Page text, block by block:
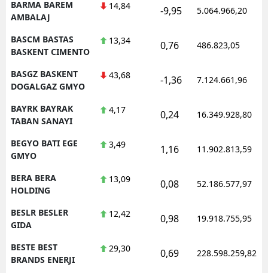
BARMA BAREM
AMBALAJ
14,84 -9,95 5.064.966,20
BASCM BASTAS
BASKENT CIMENTO
13,34 0,76 486.823,05
BASGZ BASKENT
DOGALGAZ GMYO
43,68 -1,36 7.124.661,96
BAYRK BAYRAK
TABAN SANAYI
4,17 0,24 16.349.928,80
BEGYO BATI EGE
GMYO
3,49 1,16 11.902.813,59
BERA BERA
HOLDING
13,09 0,08 52.186.577,97
BESLR BESLER
GIDA
12,42 0,98 19.918.755,95
BESTE BEST
BRANDS ENERJI
29,30 0,69 228.598.259,82